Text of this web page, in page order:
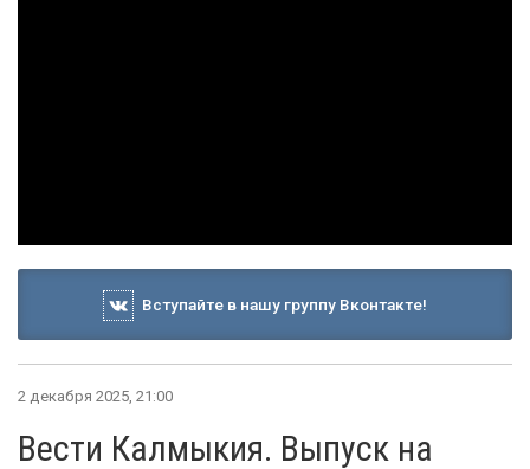
Вступайте в нашу группу Вконтакте!
2 декабря 2025, 21:00
Вести Калмыкия. Выпуск на